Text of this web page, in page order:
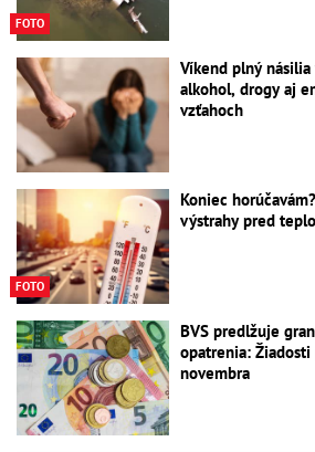
FOTO
Víkend plný
alkohol, drogy aj
vzťahoch
FOTO
Koniec
výstrahy pred
BVS predlžuje
opatrenia:
novembra